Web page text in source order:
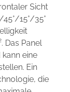
Sicht
15°/35°
Das Panel
eine
Ein
die